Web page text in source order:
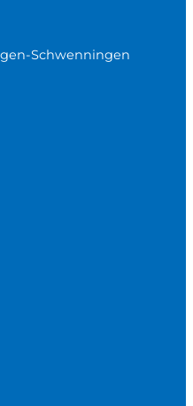
Schwenningen